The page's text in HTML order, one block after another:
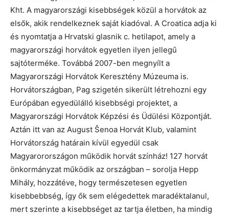
Kht. A magyarországi kisebbségek közül a horvátok az
elsők, akik rendelkeznek saját kiadóval. A Croatica adja ki
és nyomtatja a Hrvatski glasnik c. hetilapot, amely a
magyarországi horvátok egyetlen ilyen jellegű
sajtóterméke. Továbbá 2007-ben megnyílt a
Magyarországi Horvátok Keresztény Múzeuma is.
Horvátországban, Pag szigetén sikerült létrehozni egy
Európában egyedülálló kisebbségi projektet, a
Magyarországi Horvátok Képzési és Üdülési Központját.
Aztán itt van az August Šenoa Horvát Klub, valamint
Horvátország határain kívül egyedül csak
Magyarorországon működik horvát színház! 127 horvát
önkormányzat működik az országban – sorolja Hepp
Mihály, hozzátéve, hogy természetesen egyetlen
kisebbebbség, így ők sem elégedettek maradéktalanul,
mert szerinte a kisebbséget az tartja életben, ha mindig